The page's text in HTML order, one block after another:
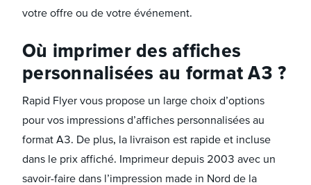
votre offre ou de votre événement.
Où imprimer des affiches
personnalisées au format A3 ?
Rapid Flyer vous propose un large choix d’options
pour vos impressions d’affiches personnalisées au
format A3. De plus, la livraison est rapide et incluse
dans le prix affiché. Imprimeur depuis 2003 avec un
savoir-faire dans l’impression made in Nord de la